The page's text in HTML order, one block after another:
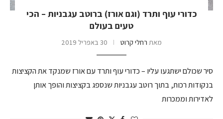
כדורי עוף ותרד (וגם אורז) ברוטב עגבניות – הכי
טעים בעולם
מאת רחלי קרוט 30 באפריל 2019
סיר שכולם ישתגעו עליו – כדורי עוף ותרד עם אורז שמנקד את הקציצות
בנקודות רכות, בתוך רוטב עגבניות שנספג בקציצות והופך אותן
לאדירות וממכרות